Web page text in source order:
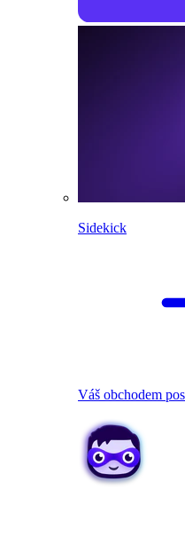
Sidekick
Váš obchodem